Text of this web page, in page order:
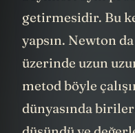
beyinleri aynı
getirmesidir. Bu
yapsın. Newton
üzerinde uzun
metod böyle
dünyasında